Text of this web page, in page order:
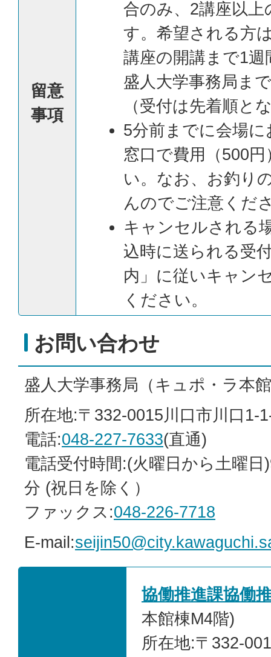
留意
事項
合のみ、2講座以上
す。希望される方
講座の開講まで1
盛人大学事務局ま
（受付は先着順と
5分前までに会場
窓口で費用（500
い。なお、お釣り
んのでご注意くだ
キャンセルされる
込時に送られる受
内」に従いキャン
ください。
お問い合わせ
盛人大学事務局（キュポ・ラ本
所在地:〒332-0015川口市川口1-
電話:048-227-7633(直通)
電話受付時間:(火曜日から土曜日
分 (祝日を除く）
ファックス:048-226-7718
E-mail:
協働推進課協働
本館棟M4階)
所在地:〒332-